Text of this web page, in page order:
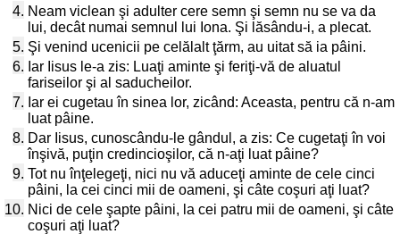
4. Neam viclean şi adulter cere semn şi semn nu se va da
lui, decât numai semnul lui Iona. Şi lăsându-i, a plecat.
5. Şi venind ucenicii pe celălalt ţărm, au uitat să ia pâini.
6. Iar Iisus le-a zis: Luaţi aminte şi feriţi-vă de aluatul
fariseilor şi al saducheilor.
7. Iar ei cugetau în sinea lor, zicând: Aceasta, pentru că n-am
luat pâine.
8. Dar Iisus, cunoscându-le gândul, a zis: Ce cugetaţi în voi
înşivă, puţin credincioşilor, că n-aţi luat pâine?
9. Tot nu înţelegeţi, nici nu vă aduceţi aminte de cele cinci
pâini, la cei cinci mii de oameni, şi câte coşuri aţi luat?
10. Nici de cele şapte pâini, la cei patru mii de oameni, şi câte
coşuri aţi luat?